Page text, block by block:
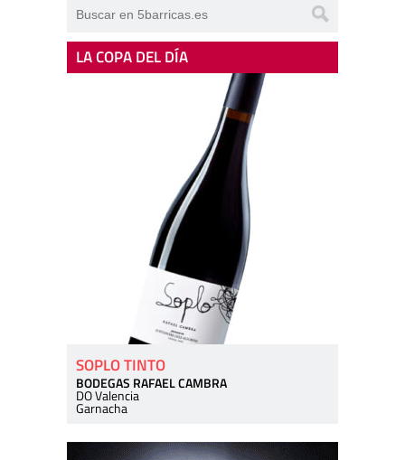
LA COPA DEL DÍA
SOPLO TINTO
BODEGAS RAFAEL CAMBRA
DO Valencia
Garnacha